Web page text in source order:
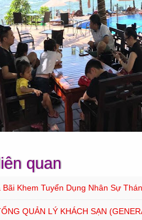
quan
Bãi Khem Tuyển Dụng Nhân Sự
QUẢN LÝ KHÁCH SẠN